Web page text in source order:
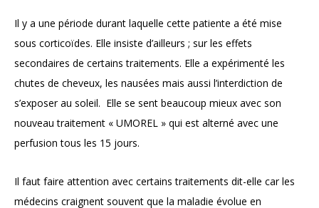
Il y a une période durant laquelle cette patiente a été mise
sous corticoïdes. Elle insiste d’ailleurs ; sur les effets
secondaires de certains traitements. Elle a expérimenté les
chutes de cheveux, les nausées mais aussi l’interdiction de
s’exposer au soleil. Elle se sent beaucoup mieux avec son
nouveau traitement « UMOREL » qui est alterné avec une
perfusion tous les 15 jours.
Il faut faire attention avec certains traitements dit-elle car les
médecins craignent souvent que la maladie évolue en